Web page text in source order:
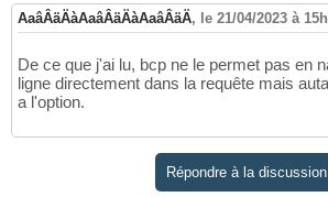
AaâÂäÄàAaâÂäÄàAaâÂäÄ, le 21/04/2023 à
De ce que j'ai lu, bcp ne le permet pas en
ligne directement dans la requête mais
a l'option.
Répondre à la discussion